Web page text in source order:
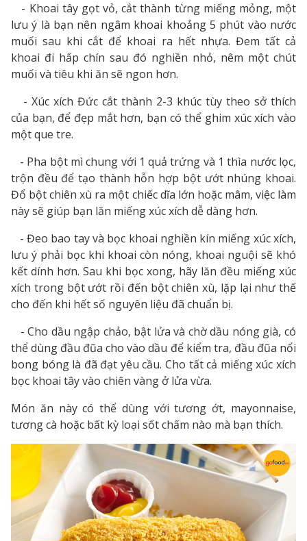
- Khoai tây gọt vỏ, cắt thành từng miếng mỏng, một
lưu ý là bạn nên ngâm khoai khoảng 5 phút vào nước
muối sau khi cắt để khoai ra hết nhựa. Đem tất cả
khoai đi hấp chín sau đó nghiền nhỏ, nêm một chút
muối và tiêu khi ăn sẽ ngon hơn.
- Xúc xích Đức cắt thành 2-3 khúc tùy theo sở thích
của bạn, để đẹp mắt hơn, bạn có thể ghim xúc xích vào
một que tre.
- Pha bột mì chung với 1 quả trứng và 1 thìa nước lọc,
trộn đều để tạo thành hỗn hợp bột ướt nhúng khoai.
Đổ bột chiên xù ra một chiếc dĩa lớn hoặc mâm, việc làm
này sẽ giúp bạn lăn miếng xúc xích dễ dàng hơn.
- Đeo bao tay và bọc khoai nghiền kín miếng xúc xích,
lưu ý phải bọc khi khoai còn nóng, khoai nguội sẽ khó
kết dính hơn. Sau khi bọc xong, hãy lăn đều miếng xúc
xích trong bột ướt rồi đến bột chiên xù, lặp lại như thế
cho đến khi hết số nguyên liệu đã chuẩn bị.
- Cho dầu ngập chảo, bật lửa và chờ dầu nóng già, có
thể dùng đầu đũa cho vào dầu để kiểm tra, đầu đũa nổi
bong bóng là đã đạt yêu cầu. Cho tất cả miếng xúc xích
bọc khoai tây vào chiên vàng ở lửa vừa.
Món ăn này có thể dùng với tương ớt, mayonnaise,
tương cà hoặc bất kỳ loại sốt chấm nào mà bạn thích.